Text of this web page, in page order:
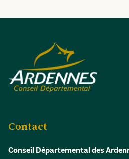
Contact
Conseil Départemental des